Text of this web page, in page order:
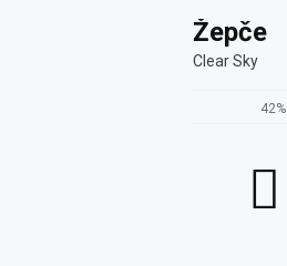
Žepče
Clear Sky
42%